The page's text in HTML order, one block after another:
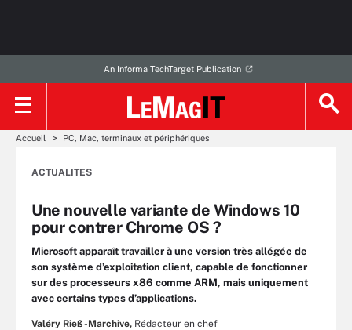
An Informa TechTarget Publication
Accueil PC, Mac, terminaux et périphériques
ACTUALITES
Une nouvelle variante de Windows 10
pour contrer Chrome OS ?
Microsoft apparaît travailler à une version très allégée de
son système d’exploitation client, capable de fonctionner
sur des processeurs x86 comme ARM, mais uniquement
avec certains types d’applications.
Valéry Rieß-Marchive, Rédacteur en chef